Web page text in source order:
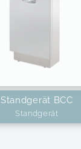
Standgerät BCC
Standgerät